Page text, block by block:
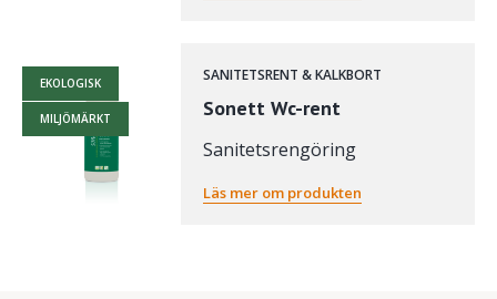
EKOLOGISK
MILJÖMÄRKT
SANITETSRENT & KALKBORT
Sonett Wc-rent
Sanitetsrengöring
Läs mer om produkten